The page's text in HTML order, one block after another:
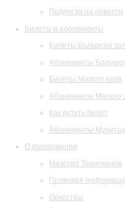
Подписка на новости
Билеты и абонементы
Билеты Большого
Абонементы
Билеты Малого зала
Абонементы Малого
Как купить билет
Абонементы
О филармонии
Маэстро Темирканов
Правовая
Оркестры